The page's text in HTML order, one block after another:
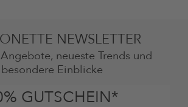
NEWSLETTER
neueste Trends und
besondere Einblicke
GUTSCHEIN*